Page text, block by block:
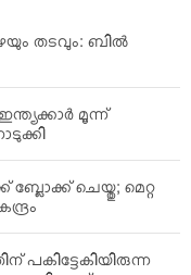
തടവും: ബില്‍
മൂന്ന്
ചെയ്തു; മെറ്റ
പകിട്ടേകിയിരുന്ന